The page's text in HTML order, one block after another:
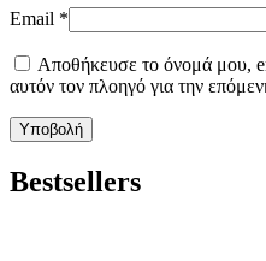
Email *
Αποθήκευσε το όνομά μου,
αυτόν τον πλοηγό για την
Bestsellers